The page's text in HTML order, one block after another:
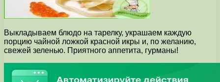
Выкладываем блюдо на тарелку, украшаем каждую
порцию чайной ложкой красной икры и, по желанию,
свежей зеленью. Приятного аппетита, гурманы!